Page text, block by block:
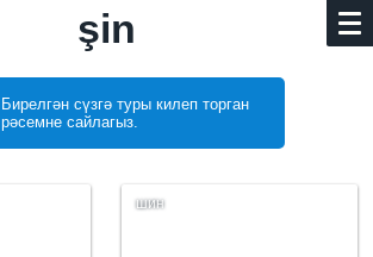
şin
Бирелгән сүзгә туры килеп торган
рәсемне сайлагыз.
шин